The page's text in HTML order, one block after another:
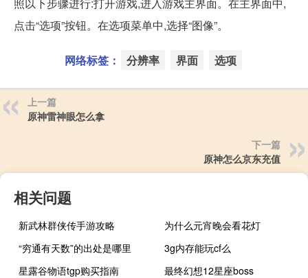
点击“选项”按钮。在选项菜单中,选择“图像”。
网络标签： 分辨率 界面 选项
上一篇
原神雷神眼怎么拿
下一篇
原神怎么京东充值
相关问题
新武林群侠传手游攻略
为什么元宵晚会看花灯
“穷通有天数”的出处是哪里
3g内存能玩cf么
星露谷物语tgp购买指南
最终幻想12星座boss